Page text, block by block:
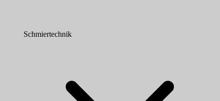
Schmiertechnik